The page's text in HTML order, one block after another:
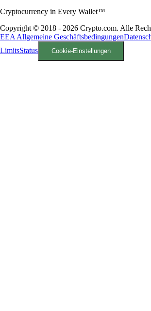
Cryptocurrency in Every Wallet™
Copyright © 2018 - 2026 Crypto.com. Alle
EEA Allgemeine Geschäftsbedingungen
LimitsStatus Cookie-Einstellungen